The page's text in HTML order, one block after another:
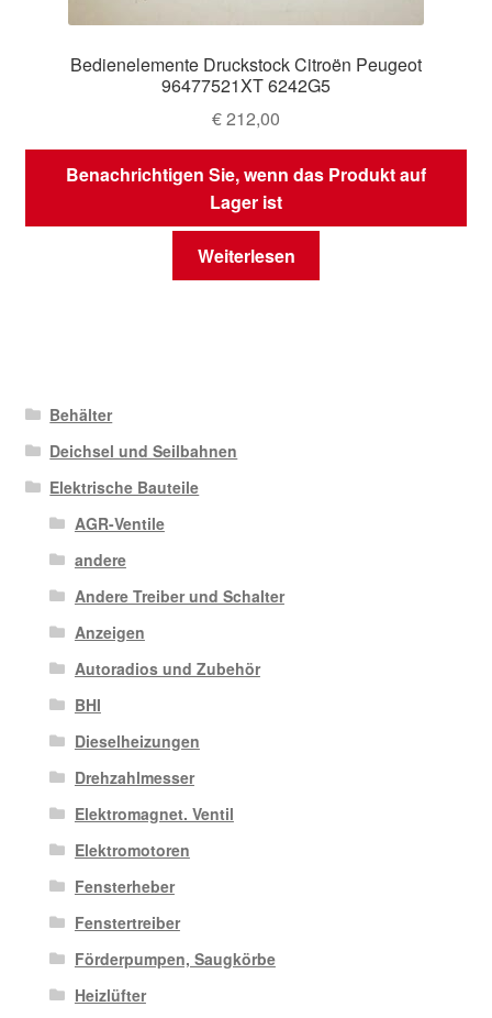
Bedienelemente Druckstock Citroën Peugeot
96477521XT 6242G5
€212,00
Benachrichtigen Sie, wenn das Produkt auf
Lager ist
Weiterlesen
Behälter
Deichsel und Seilbahnen
Elektrische Bauteile
AGR-Ventile
andere
Andere Treiber und Schalter
Anzeigen
Autoradios und Zubehör
BHI
Dieselheizungen
Drehzahlmesser
Elektromagnet. Ventil
Elektromotoren
Fensterheber
Fenstertreiber
Förderpumpen, Saugkörbe
Heizlüfter